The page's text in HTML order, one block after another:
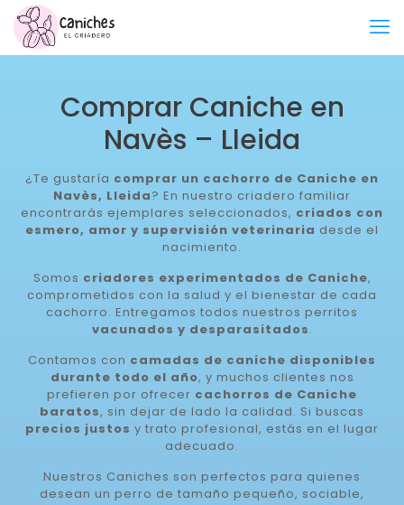
Comprar Caniche en
Navès – Lleida
¿Te gustaría comprar un cachorro de Caniche en
Navès, Lleida? En nuestro criadero familiar
encontrarás ejemplares seleccionados, criados con
esmero, amor y supervisión veterinaria desde el
nacimiento.
Somos criadores experimentados de Caniche,
comprometidos con la salud y el bienestar de cada
cachorro. Entregamos todos nuestros perritos
vacunados y desparasitados.
Contamos con camadas de caniche disponibles
durante todo el año, y muchos clientes nos
prefieren por ofrecer cachorros de Caniche
baratos, sin dejar de lado la calidad. Si buscas
precios justos y trato profesional, estás en el lugar
adecuado.
Nuestros Caniches son perfectos para quienes
desean un perro de tamaño pequeño, sociable,